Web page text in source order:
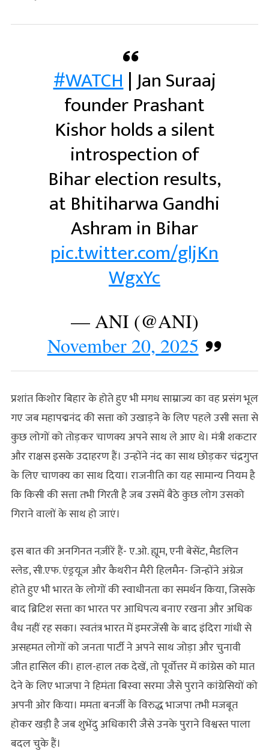
#WATCH| Jan Suraaj
founder Prashant
Kishor holds a silent
introspection of
Bihar election results,
at Bhitiharwa Gandhi
Ashram in Bihar
pic.twitter.com/gljKn
WgxYc
— ANI (@ANI)
November 20, 2025
प्रशांत किशोर बिहार के होते हुए भी मगध साम्राज्य का वह प्रसंग भूल
गए जब महापद्मनंद की सत्ता को उखाड़ने के लिए पहले उसी सत्ता से
कुछ लोगों को तोड़कर चाणक्य अपने साथ ले आए थे। मंत्री शकटार
और राक्षस इसके उदाहरण हैं। उन्होंने नंद का साथ छोड़कर चंद्रगुप्त
के लिए चाणक्य का साथ दिया। राजनीति का यह सामान्य नियम है
कि किसी की सत्ता तभी गिरती है जब उसमें बैठे कुछ लोग उसको
गिराने वालों के साथ हो जाएं।
इस बात की अनगिनत नज़ीरें हैं- ए.ओ. ह्यूम, एनी बेसेंट, मैडलिन
स्लेड, सी.एफ. एंड्रयूज़ और कैथरीन मैरी हिलमैन- जिन्होंने अंग्रेज
होते हुए भी भारत के लोगों की स्वाधीनता का समर्थन किया, जिसके
बाद ब्रिटिश सत्ता का भारत पर आधिपत्य बनाए रखना और अधिक
वैध नहीं रह सका। स्‍वतंत्र भारत में इमरजेंसी के बाद इंदिरा गांधी से
असहमत लोगों को जनता पार्टी ने अपने साथ जोड़ा और चुनावी
जीत हासिल की। हाल-हाल तक देखें, तो पूर्वोत्तर में कांग्रेस को मात
देने के लिए भाजपा ने हिमंता बिस्‍वा सरमा जैसे पुराने कांग्रेसियों को
अपनी ओर किया। ममता बनर्जी के विरुद्ध भाजपा तभी मजबूत
होकर खड़ी है जब शुभेंदु अधिकारी जैसे उनके पुराने विश्वस्त पाला
बदल चुके हैं।